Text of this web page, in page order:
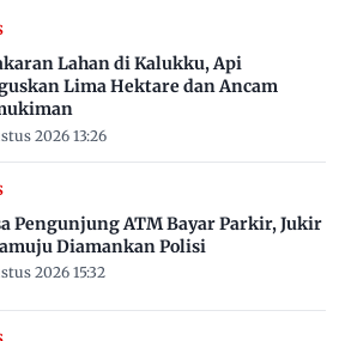
Lahan di Kalukku, Api
Lima Hektare dan Ancam
2026 13:26
Pengunjung ATM Bayar Parkir, Jukir
Diamankan Polisi
2026 15:32